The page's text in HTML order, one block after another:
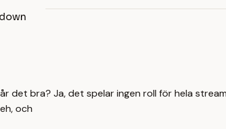
det bra? Ja, det spelar ingen roll för hela
och